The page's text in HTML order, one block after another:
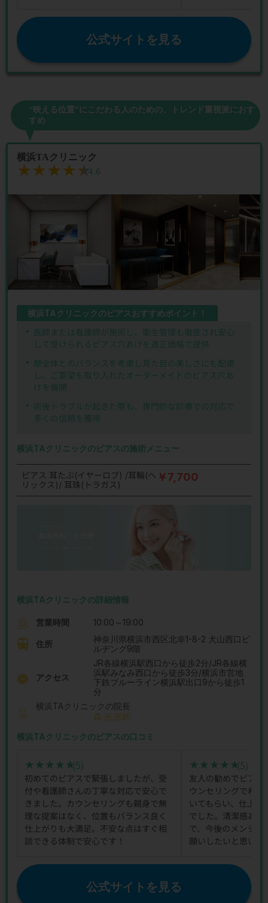
公式サイトを見る
“映える位置”にこだわる人のための、トレンド重視派におす
すめ
横浜TAクリニック
★★★★★
★★★★★4.6
横浜TAクリニックのピアスおすすめポイント！
医師または看護師が施術し、衛生管理も徹底され安心
して受けられるピアス穴あけを適正価格で提供
顔全体とのバランスを考慮し見た目の美しさにも配慮
し、ご要望も取り入れたオーダーメイドのピアス穴あ
けを展開
術後トラブルが起きた際も、専門的な診療での対応で
多くの信頼を獲得
横浜TAクリニックのピアスの施術メニュー
ピアス 耳たぶ(イヤーロブ) /耳輪(ヘ
リックス)/ 耳珠(トラガス)
￥7,700
横浜TAクリニックの詳細情報
営業時間 10:00～19:00
住所
神奈川県横浜市西区北幸1-8-2 犬山西口ビ
ルヂング9階
アクセス
JR各線横浜駅西口から徒歩2分/JR各線横
浜駅みなみ西口から徒歩3分/横浜市営地
下鉄ブルーライン横浜駅出口9から徒歩1
分
横浜TAクリニックの院長
森 光 医師
横浜TAクリニックのピアスの口コミ
★★★★★
★★★★★(5)
初めてのピアスで緊張しましたが、受
付や看護師さんの丁寧な対応で安心で
きました。カウンセリングも親身で無
理な提案はなく、位置もバランス良く
仕上がりも大満足。不安な点はすぐ相
談できる体制で安心です！
★★★★★
★★★★★(5)
友人の勧めでピア
ウンセリングで希
いてもらい、仕上
でした。清潔感あ
で、今後のメンテナ
願いしたいと思いま
公式サイトを見る